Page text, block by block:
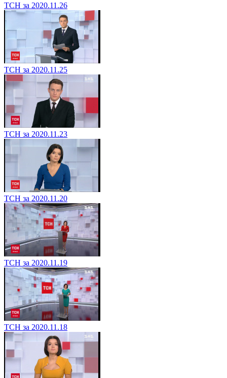
ТСН за 2020.11.26
ТСН за 2020.11.25
ТСН за 2020.11.23
ТСН за 2020.11.20
ТСН за 2020.11.19
ТСН за 2020.11.18